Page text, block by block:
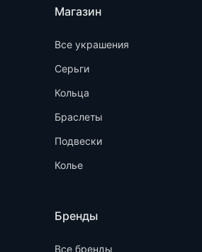
Магазин
Все украшения
Серьги
Кольца
Браслеты
Подвески
Колье
Бренды
Все бренды